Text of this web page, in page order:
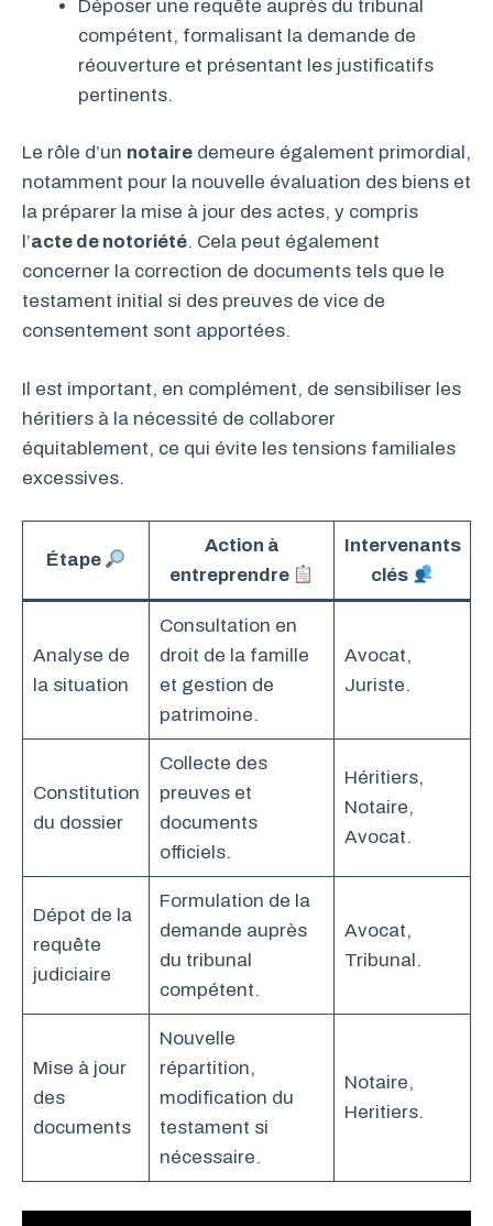
Déposer une requête auprès du tribunal
compétent, formalisant la demande de
réouverture et présentant les justificatifs
pertinents.
Le rôle d’un notaire demeure également primordial,
notamment pour la nouvelle évaluation des biens et
la préparer la mise à jour des actes, y compris
l’acte de notoriété. Cela peut également
concerner la correction de documents tels que le
testament initial si des preuves de vice de
consentement sont apportées.
Il est important, en complément, de sensibiliser les
héritiers à la nécessité de collaborer
équitablement, ce qui évite les tensions familiales
excessives.
Étape
Action à
entreprendre
Intervenants
clés
Analyse de
la situation
Consultation en
droit de la famille
et gestion de
patrimoine.
Avocat,
Juriste.
Constitution
du dossier
Collecte des
preuves et
documents
officiels.
Héritiers,
Notaire,
Avocat.
Dépot de la
requête
judiciaire
Formulation de la
demande auprès
du tribunal
compétent.
Avocat,
Tribunal.
Mise à jour
des
documents
Nouvelle
répartition,
modification du
testament si
nécessaire.
Notaire,
Heritiers.